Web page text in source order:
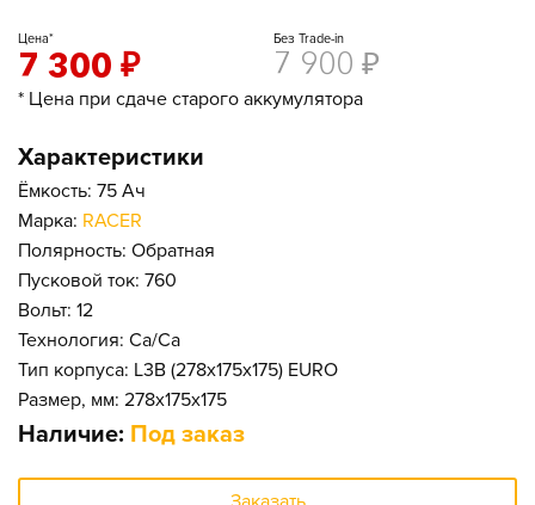
Цена*
7 300 ₽
Без Trade-in
7 900 ₽
* Цена при сдаче старого аккумулятора
Характеристики
Ёмкость: 75 Ач
Марка: RACER
Полярность: Обратная
Пусковой ток: 760
Вольт: 12
Технология: Ca/Ca
Тип корпуса: L3B (278x175x175) EURO
Размер, мм: 278x175x175
Наличие: Под заказ